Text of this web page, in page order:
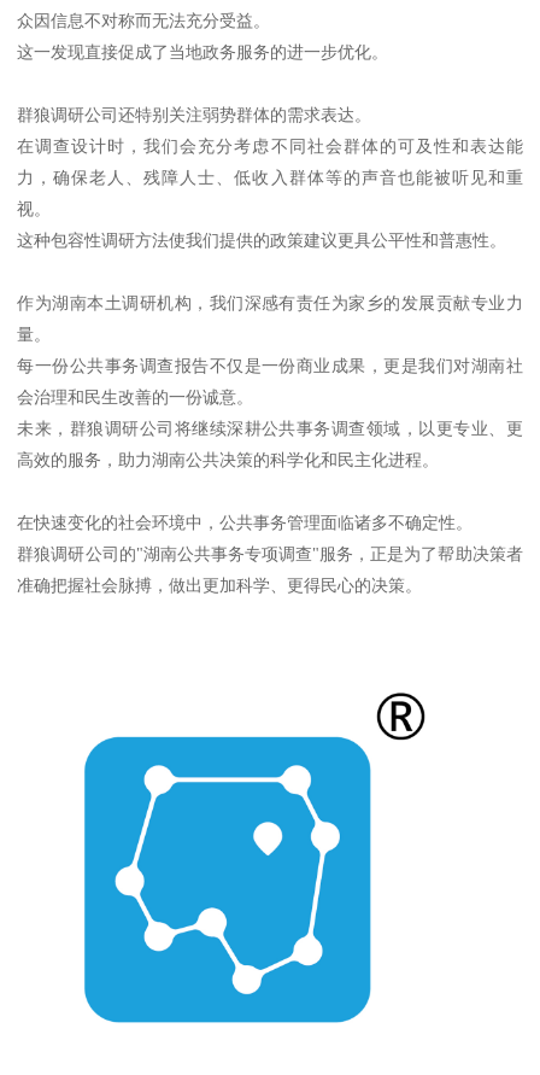
众因信息不对称而无法充分受益。
这一发现直接促成了当地政务服务的进一步优化。
群狼调研公司还特别关注弱势群体的需求表达。
在调查设计时，我们会充分考虑不同社会群体的可及性和表达能
力，确保老人、残障人士、低收入群体等的声音也能被听见和重
视。
这种包容性调研方法使我们提供的政策建议更具公平性和普惠性。
作为湖南本土调研机构，我们深感有责任为家乡的发展贡献专业力
量。
每一份公共事务调查报告不仅是一份商业成果，更是我们对湖南社
会治理和民生改善的一份诚意。
未来，群狼调研公司将继续深耕公共事务调查领域，以更专业、更
高效的服务，助力湖南公共决策的科学化和民主化进程。
在快速变化的社会环境中，公共事务管理面临诸多不确定性。
群狼调研公司的"湖南公共事务专项调查"服务，正是为了帮助决策者
准确把握社会脉搏，做出更加科学、更得民心的决策。